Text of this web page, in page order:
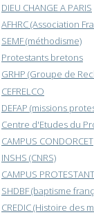
DIEU CHANGE A PARIS
AFHRC (Association
SEMF (méthodisme)
Protestants bretons
GRHP (Groupe de
CEFRELCO
DEFAP (missions
Centre d'Etudes du
CAMPUS CONDORCET
INSHS (CNRS)
CAMPUS PROTESTANT
SHDBF (baptisme
CREDIC (Histoire des